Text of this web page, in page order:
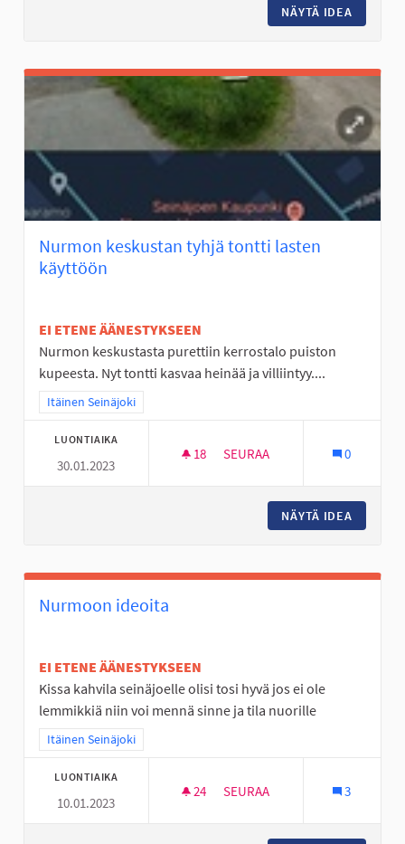
NÄYTÄ IDEA
Nurmon keskustan tyhjä tontti lasten
käyttöön
EI ETENE ÄÄNESTYKSEEN
Nurmon keskustasta purettiin kerrostalo puiston
kupeesta. Nyt tontti kasvaa heinää ja villiintyy....
Rajaa tulokset teeman mukaan: Itäinen Seinäjoki
Itäinen Seinäjoki
LUONTIAIKA
30.01.2023
18 18 SEURAAJAA
SEURAA 0
NÄYTÄ IDEA
Nurmoon ideoita
EI ETENE ÄÄNESTYKSEEN
Kissa kahvila seinäjoelle olisi tosi hyvä jos ei ole
lemmikkiä niin voi mennä sinne ja tila nuorille
Rajaa tulokset teeman mukaan: Itäinen Seinäjoki
Itäinen Seinäjoki
LUONTIAIKA
10.01.2023
24 24 SEURAAJAA
SEURAA 3